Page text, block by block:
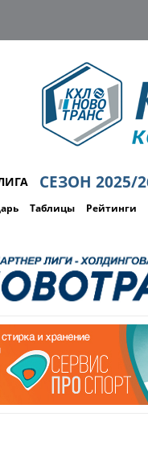
СЕЗОН 2025/
Таблицы Рейтинги